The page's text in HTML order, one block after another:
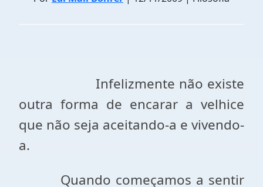
Infelizmente não existe
outra forma de encarar a velhice
que não seja aceitando-a e vivendo-
a.
Quando começamos a sentir